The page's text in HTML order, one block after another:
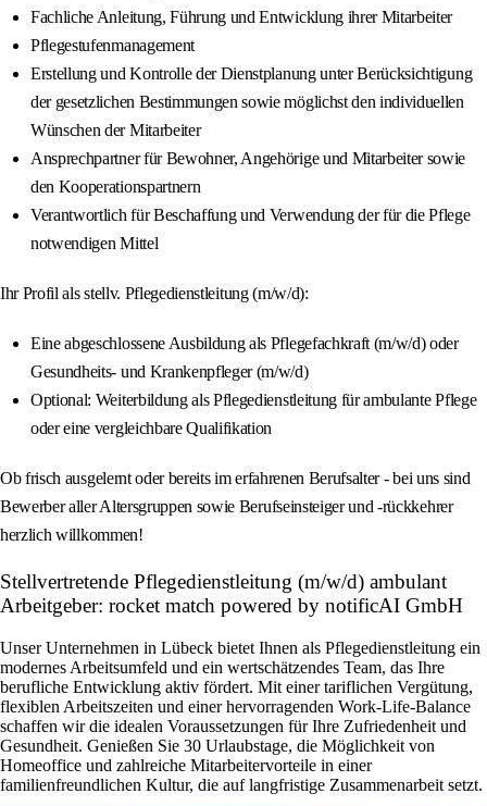
Fachliche Anleitung, Führung und Entwicklung ihrer Mitarbeiter
Pflegestufenmanagement
Erstellung und Kontrolle der Dienstplanung unter Berücksichtigung
der gesetzlichen Bestimmungen sowie möglichst den individuellen
Wünschen der Mitarbeiter
Ansprechpartner für Bewohner, Angehörige und Mitarbeiter sowie
den Kooperationspartnern
Verantwortlich für Beschaffung und Verwendung der für die Pflege
notwendigen Mittel
Ihr Profil als stellv. Pflegedienstleitung (m/w/d):
Eine abgeschlossene Ausbildung als Pflegefachkraft (m/w/d) oder
Gesundheits- und Krankenpfleger (m/w/d)
Optional: Weiterbildung als Pflegedienstleitung für ambulante Pflege
oder eine vergleichbare Qualifikation
Ob frisch ausgelernt oder bereits im erfahrenen Berufsalter - bei uns sind
Bewerber aller Altersgruppen sowie Berufseinsteiger und -rückkehrer
herzlich willkommen!
Stellvertretende Pflegedienstleitung (m/w/d) ambulant
Arbeitgeber: rocket match powered by notificAI GmbH
Unser Unternehmen in Lübeck bietet Ihnen als Pflegedienstleitung ein
modernes Arbeitsumfeld und ein wertschätzendes Team, das Ihre
berufliche Entwicklung aktiv fördert. Mit einer tariflichen Vergütung,
flexiblen Arbeitszeiten und einer hervorragenden Work-Life-Balance
schaffen wir die idealen Voraussetzungen für Ihre Zufriedenheit und
Gesundheit. Genießen Sie 30 Urlaubstage, die Möglichkeit von
Homeoffice und zahlreiche Mitarbeitervorteile in einer
familienfreundlichen Kultur, die auf langfristige Zusammenarbeit setzt.